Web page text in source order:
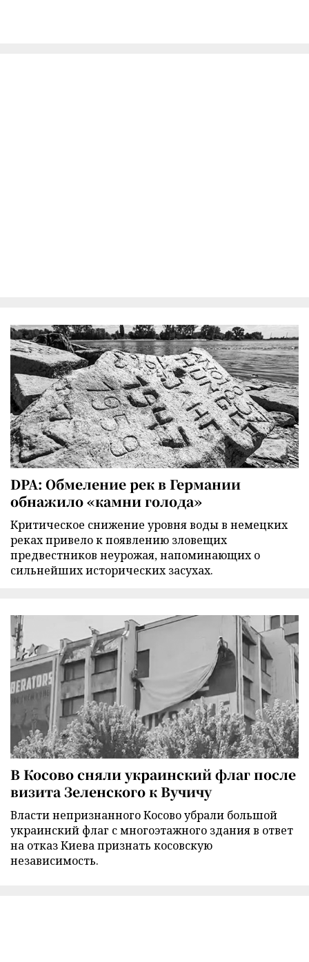
DPA: Обмеление рек в Германии
обнажило «камни голода»
Критическое снижение уровня воды в немецких
реках привело к появлению зловещих
предвестников неурожая, напоминающих о
сильнейших исторических засухах.
В Косово сняли украинский флаг после
визита Зеленского к Вучичу
Власти непризнанного Косово убрали большой
украинский флаг с многоэтажного здания в ответ
на отказ Киева признать косовскую
независимость.